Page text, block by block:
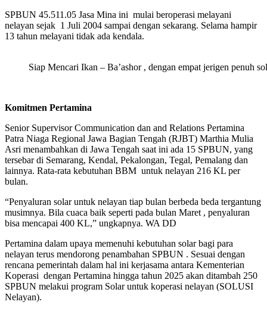
SPBUN 45.511.05 Jasa Mina ini mulai beroperasi melayani
nelayan sejak 1 Juli 2004 sampai dengan sekarang. Selama hampir
13 tahun melayani tidak ada kendala.
Siap Mencari Ikan – Ba’ashor , dengan empat jerigen penuh
Komitmen Pertamina
Senior Supervisor Communication dan and Relations Pertamina
Patra Niaga Regional Jawa Bagian Tengah (RJBT) Marthia Mulia
Asri menambahkan di Jawa Tengah saat ini ada 15 SPBUN, yang
tersebar di Semarang, Kendal, Pekalongan, Tegal, Pemalang dan
lainnya. Rata-rata kebutuhan BBM untuk nelayan 216 KL per
bulan.
“Penyaluran solar untuk nelayan tiap bulan berbeda beda tergantung
musimnya. Bila cuaca baik seperti pada bulan Maret , penyaluran
bisa mencapai 400 KL,” ungkapnya. WA DD
Pertamina dalam upaya memenuhi kebutuhan solar bagi para
nelayan terus mendorong penambahan SPBUN . Sesuai dengan
rencana pemerintah dalam hal ini kerjasama antara Kementerian
Koperasi dengan Pertamina hingga tahun 2025 akan ditambah 250
SPBUN melakui program Solar untuk koperasi nelayan (SOLUSI
Nelayan).